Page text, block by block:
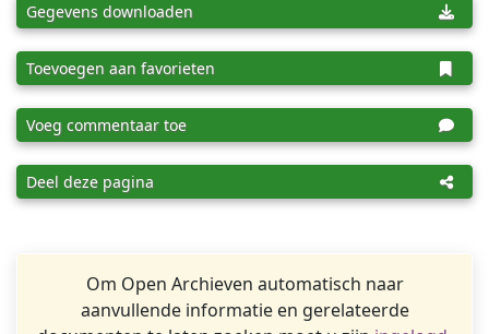
Gegevens downloaden
Toevoegen aan favorieten
Voeg commentaar toe
Deel deze pagina
Om Open Archieven automatisch naar
aanvullende informatie en gerelateerde